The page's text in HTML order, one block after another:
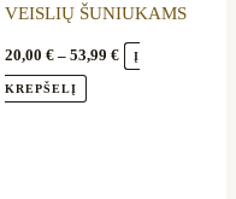
VEISLIŲ ŠUNIUKAMS
20,00 € – 53,99 € Į
KREPŠELĮ
the
product